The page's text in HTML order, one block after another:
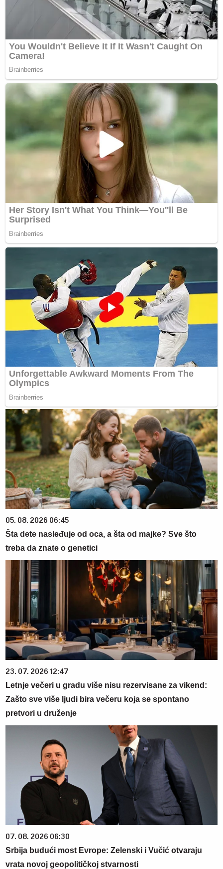
05. 08. 2026 06:45
Šta dete nasleđuje od oca, a šta od majke? Sve što
treba da znate o genetici
23. 07. 2026 12:47
Letnje večeri u gradu više nisu rezervisane za vikend:
Zašto sve više ljudi bira večeru koja se spontano
pretvori u druženje
07. 08. 2026 06:30
Srbija budući most Evrope: Zelenski i Vučić otvaraju
vrata novoj geopolitičkoj stvarnosti